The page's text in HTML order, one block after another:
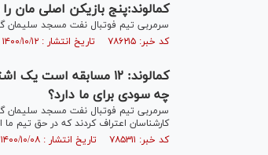
کمالوند:پنج بازیکن اصلی مان
سرمربی تیم فوتبال نفت مسجد سلیمان
کد خبر: ۷۸۶۲۱۵ تاریخ انتشار : ۱۴۰۰/۱۰/۱۲
چه سودی برای ما دارد؟
کارشناسان اعتراف کردند که در حق تیم
کد خبر: ۷۸۵۳۱۱ تاریخ انتشار : ۱۴۰۰/۱۰/۰۸